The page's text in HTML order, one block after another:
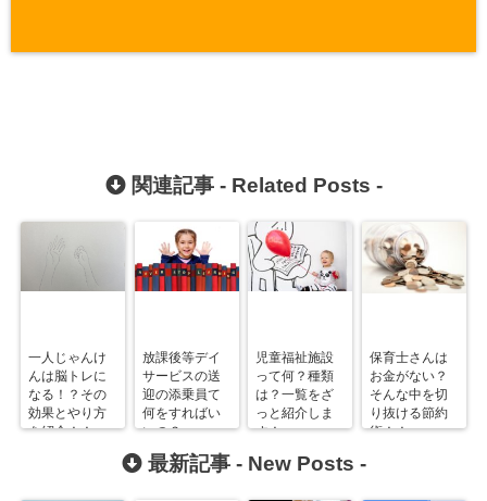
関連記事 - Related Posts -
一人じゃんけ
んは脳トレに
なる！？その
効果とやり方
を紹介！！
放課後等デイ
サービスの送
迎の添乗員て
何をすればい
いの？
児童福祉施設
って何？種類
は？一覧をざ
っと紹介しま
す！
保育士さんは
お金がない？
そんな中を切
り抜ける節約
術！！
最新記事 - New Posts -